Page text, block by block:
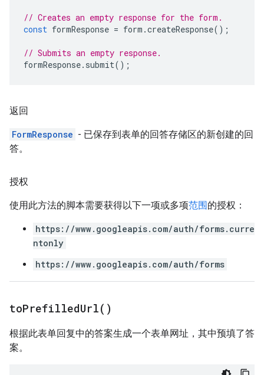
// Creates an empty response for the form.
const formResponse = form .createResponse();
// Submits an empty response.
formResponse. submit();
返回
FormResponse - 已保存到表单的回答存储区的新创建的回
答。
授权
使用此方法的脚本需要获得以下一项或多项范围的授权：
https://www.googleapis.com/auth/forms.curre
ntonly
https://www.googleapis.com/auth/forms
toPrefilledUrl( )
根据此表单回复中的答案生成一个表单网址，其中预填了答
案。